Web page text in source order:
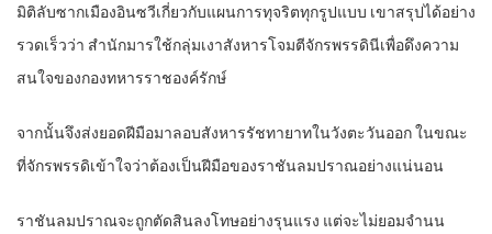
มิติลับซากเมืองอินซวีเกี่ยวกับแผนการทุจริตทุกรูปแบบ เขาสรุปได้อย่าง
รวดเร็วว่า สำนักมารใช้กลุ่มเงาสังหารโจมตีจักรพรรดินีเพื่อดึงความ
สนใจของกองทหารราชองค์รักษ์
จากนั้นจึงส่งยอดฝีมือมาลอบสังหารรัชทายาทในวังตะวันออก ในขณะ
ที่จักรพรรดิเข้าใจว่าต้องเป็นฝีมือของราชันลมปราณอย่างแน่นอน
ราชันลมปราณจะถูกตัดสินลงโทษอย่างรุนแรง แต่จะไม่ยอมจำนน